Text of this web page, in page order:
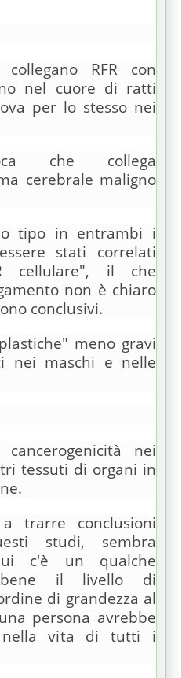
RFR con
nel cuore di ratti
per lo stesso nei
che collega
cerebrale maligno
tipo in entrambi i
stati correlati
cellulare", il che
non è chiaro
conclusivi.
meno gravi
nei maschi e nelle
nei
tessuti di organi in
trarre conclusioni
studi, sembra
c'è un qualche
il livello di
di grandezza al
persona avrebbe
nella vita di tutti i